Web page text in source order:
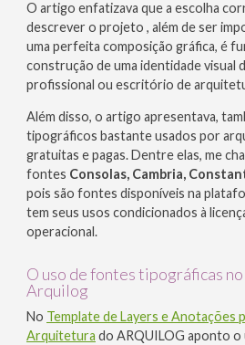
O artigo enfatizava que a escolha
descrever o projeto , além de ser
uma perfeita composição gráfica, é
construção de uma identidade visual
profissional ou escritório de
Além disso, o artigo apresentava,
tipográficos bastante usados por
gratuitas e pagas. Dentre elas, me
fontes Consolas, Cambria,
pois são fontes disponíveis na
tem seus usos condicionados à
operacional.
O uso de fontes tipográficas
Arquilog
No Template de Layers e Anotações
Arquitetura do ARQUILOG aponto